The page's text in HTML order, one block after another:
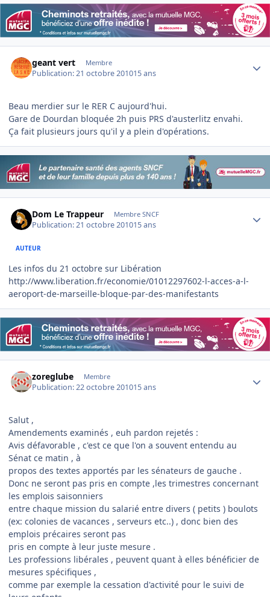
geant vert Membre
Publication:21 octobre 201015 ans
Beau merdier sur le RER C aujourd'hui.
Gare de Dourdan bloquée 2h puis PRS d'austerlitz envahi.
Ça fait plusieurs jours qu'il y a plein d'opérations.
Dom Le Trappeur Membre SNCF
Publication:21 octobre 201015 ans
AUTEUR
Les infos du 21 octobre sur Libération
http://www.liberation.fr/economie/01012297602-l-acces-a-l-
aeroport-de-marseille-bloque-par-des-manifestants
zoreglube Membre
Publication:22 octobre 201015 ans
Salut ,
Amendements examinés , euh pardon rejetés :
Avis défavorable , c'est ce que l'on a souvent entendu au
Sénat ce matin , à
propos des textes apportés par les sénateurs de gauche .
Donc ne seront pas pris en compte ,les trimestres concernant
les emplois saisonniers
entre chaque mission du salarié entre divers ( petits ) boulots
(ex: colonies de vacances , serveurs etc..) , donc bien des
emplois précaires seront pas
pris en compte à leur juste mesure .
Les professions libérales , peuvent quant à elles bénéficier de
mesures spécifiques ,
comme par exemple la cessation d'activité pour le suivi de